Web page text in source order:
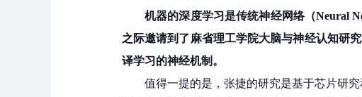
机器的深度学习是传统神经网络（Neural
之际邀请到了麻省理工学院大脑与神经认知研
译学习的神经机制。
值得一提的是，张捷的研究是基于芯片研